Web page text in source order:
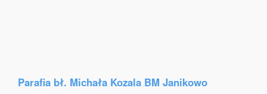
Parafia bł. Michała Kozala BM Janikowo